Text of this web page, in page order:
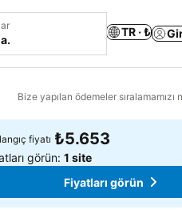
TR · ₺
Bize yapılan ödemeler sıralamamızı
eklefiyatı ₺5.653
görün:1 site
Fiyatları görün